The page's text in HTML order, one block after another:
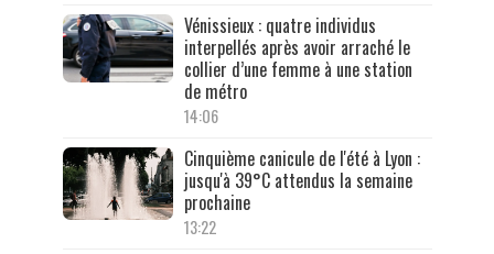
Vénissieux : quatre individus
interpellés après avoir arraché le
collier d’une femme à une station
de métro
14:06
Cinquième canicule de l'été à Lyon :
jusqu'à 39°C attendus la semaine
prochaine
13:22